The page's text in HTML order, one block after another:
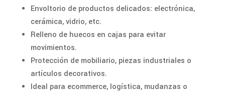
Envoltorio de productos delicados: electrónica,
cerámica, vidrio, etc.
Relleno de huecos en cajas para evitar
movimientos.
Protección de mobiliario, piezas industriales o
artículos decorativos.
Ideal para ecommerce, logística, mudanzas o